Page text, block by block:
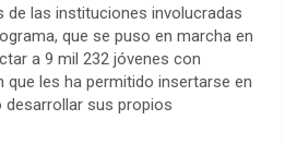
de las instituciones involucradas
que se puso en marcha en
a 9 mil 232 jóvenes con
les ha permitido insertarse en
sus propios